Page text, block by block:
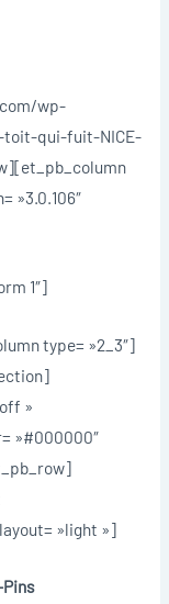
wp-
toit-qui-fuit-NICE-
»3.0.106″
1″]
type= »2_3″]
»
»#000000″
»light »]